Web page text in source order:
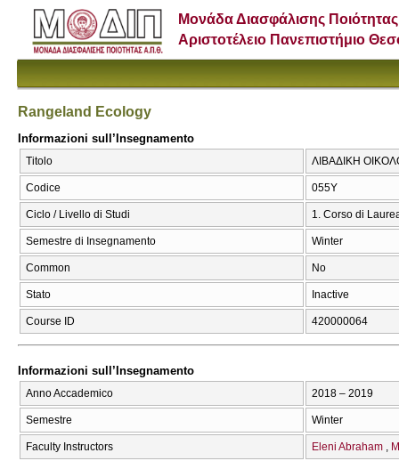
Μονάδα Διασφάλισης Ποιότητας
Αριστοτέλειο Πανεπιστήμιο
Rangeland Ecology
Informazioni sull’Insegnamento
Titolo ΛΙΒΑΔΙΚΗ
Codice 055Υ
Ciclo / Livello di Studi 1. Corso di
Semestre di Insegnamento Winter
Common No
Stato Inactive
Course ID 420000064
Informazioni sull’Insegnamento
Anno Accademico 2018 – 2019
Semestre Winter
Faculty Instructors Eleni Abraham